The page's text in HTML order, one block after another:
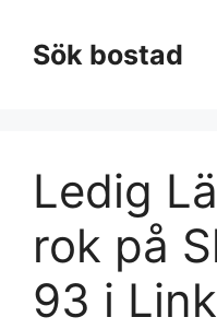
innehållSök bostad
Ledig
rok på
93 i